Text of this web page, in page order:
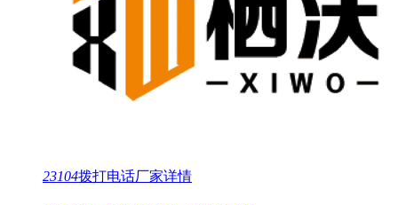
23104拨打电话厂家详情